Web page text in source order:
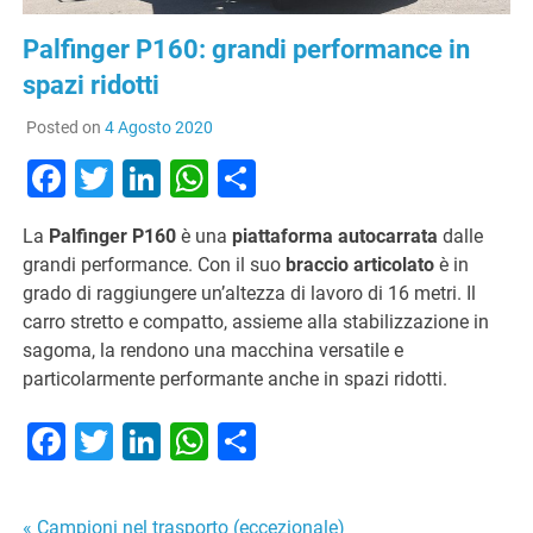
Palfinger P160: grandi performance in
spazi ridotti
Posted on 4 Agosto 2020
Facebook
Twitter
LinkedIn
WhatsApp
La Palfinger P160 è unapiattaforma autocarrata dalle
grandi performance. Con il suobraccio articolato è in
grado di raggiungere un’altezza di lavoro di 16 metri. Il
carro stretto e compatto, assieme alla stabilizzazione in
sagoma, la rendono una macchina versatile e
particolarmente performante anche in spazi ridotti.
Facebook
Twitter
LinkedIn
WhatsApp
« Campioni nel trasporto (eccezionale)